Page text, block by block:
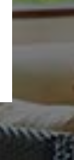
Hộp
Trang